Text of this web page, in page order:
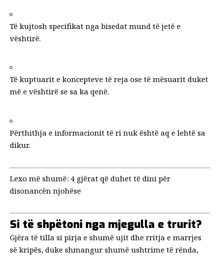
Të kujtosh specifikat nga bisedat mund të jetë e
vështirë.
Të kuptuarit e koncepteve të reja ose të mësuarit duket
më e vështirë se sa ka qenë.
Përthithja e informacionit të ri nuk është aq e lehtë sa
dikur.
Lexo më shumë: 4 gjërat që duhet të dini për
disonancën njohëse
Si të shpëtoni nga mjegulla e trurit?
Gjëra të tilla si pirja e shumë ujit dhe rritja e marrjes
së kripës, duke shmangur shumë ushtrime të rënda,